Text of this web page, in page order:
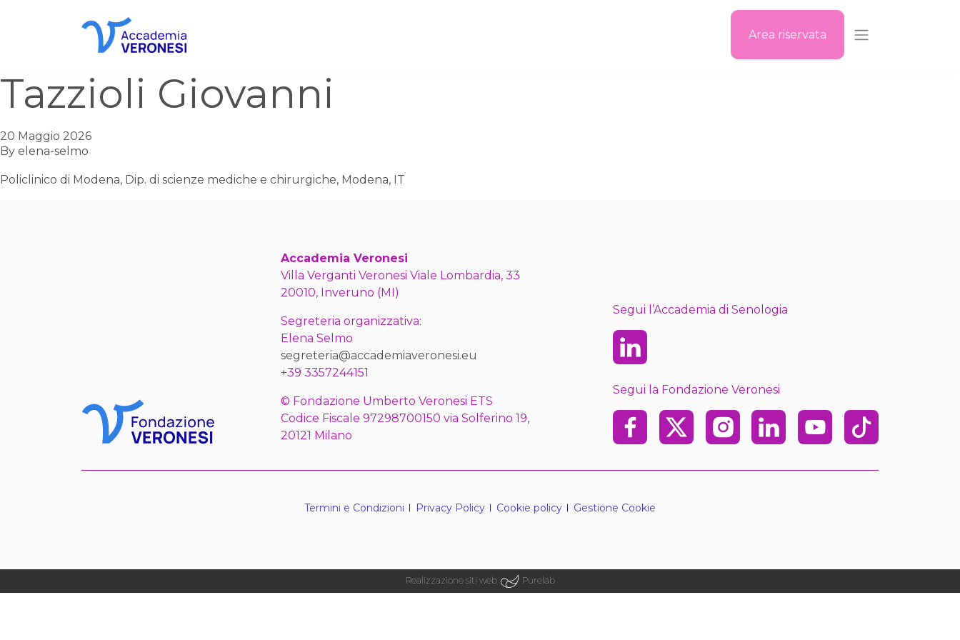
Area riservata
Tazzioli Giovanni
20 Maggio 2026
By elena-selmo
Policlinico di Modena, Dip. di scienze mediche e chirurgiche, Modena, IT
Accademia Veronesi
Villa Verganti Veronesi Viale Lombardia, 33
20010, Inveruno (MI)
Segreteria organizzativa:
Elena Selmo
segreteria@accademiaveronesi.eu
+39 3357244151
© Fondazione Umberto Veronesi ETS
Codice Fiscale 97298700150 via Solferino 19,
20121 Milano
Segui l’Accademia di Senologia
Linkedin
Segui la Fondazione Veronesi
Facebook
X InstagramLinkedinYoutubeTikTok
Termini e Condizioni Privacy Policy Cookie policy Gestione Cookie
Realizzazione siti web Purelab